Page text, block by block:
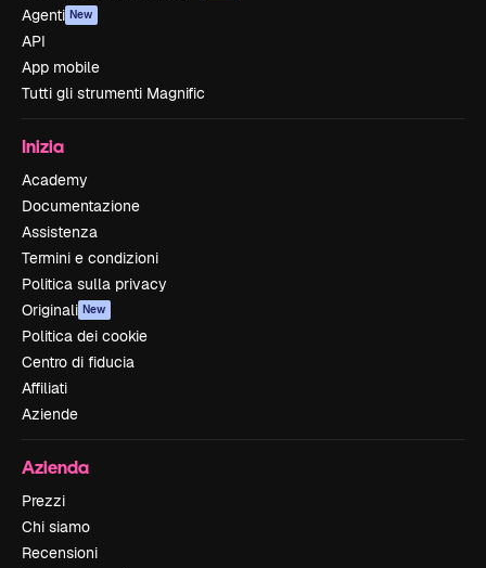
Agenti New
API
App mobile
Tutti gli strumenti Magnific
Inizia
Academy
Documentazione
Assistenza
Termini e condizioni
Politica sulla privacy
Originali New
Politica dei cookie
Centro di fiducia
Affiliati
Aziende
Azienda
Prezzi
Chi siamo
Recensioni